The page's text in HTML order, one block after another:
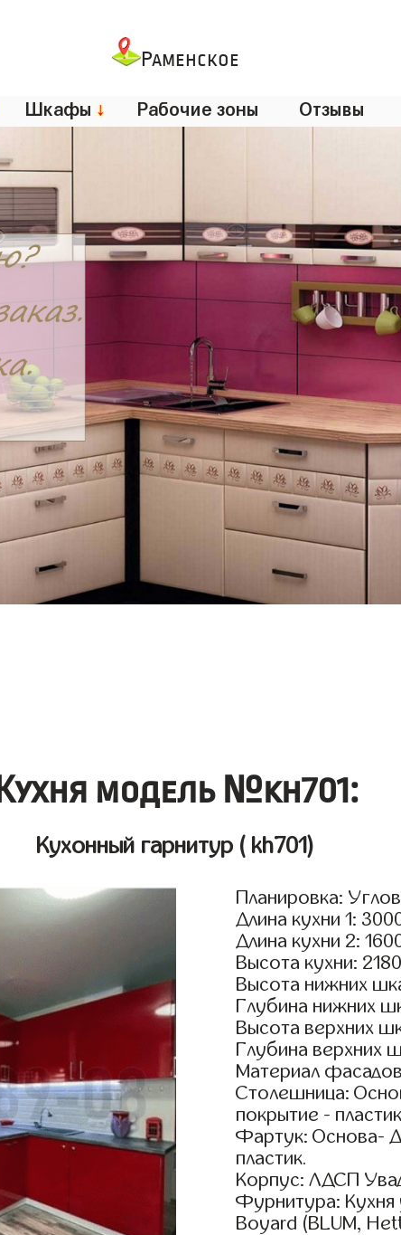
Раменское
Шкафы ↓ Рабочие зоны Отзывы
Кухня модель №kh701:
Кухонный гарнитур ( kh701)
Планировка:
Длина кухни 1:
Длина кухни 2:
Высота кухни:
Высота нижних
Глубина нижних
Высота верхних
Глубина верхних
Материал
Столешница:
покрытие -
Фартук: Основа-
пластик.
Корпус: ЛДСП
Фурнитура: Кухня
Boyard (BLUM,